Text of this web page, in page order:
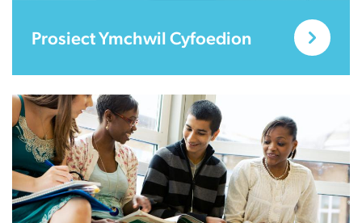
Prosiect Ymchwil Cyfoedion